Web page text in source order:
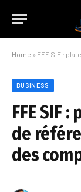
Home » FFE SIF :
BUSINESS
FFE SIF
de
des